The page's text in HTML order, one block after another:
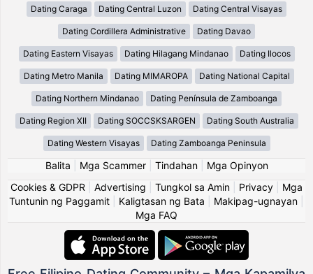
Dating Caraga Dating Central Luzon Dating Central Visayas
Dating Cordillera Administrative Dating Davao
Dating Eastern Visayas Dating Hilagang Mindanao Dating Ilocos
Dating Metro Manila Dating MIMAROPA Dating National Capital
Dating Northern Mindanao Dating Península de Zamboanga
Dating Region XII Dating SOCCSKSARGEN Dating South Australia
Dating Western Visayas Dating Zamboanga Peninsula
Balita Mga Scammer| Tindahan| Mga Opinyon
Cookies & GDPR
Advertising Tungkol sa Amin Privacy
Mga
Tuntunin ng Paggamit
Kaligtasan ng Bata Makipag-ugnayan
Mga FAQ